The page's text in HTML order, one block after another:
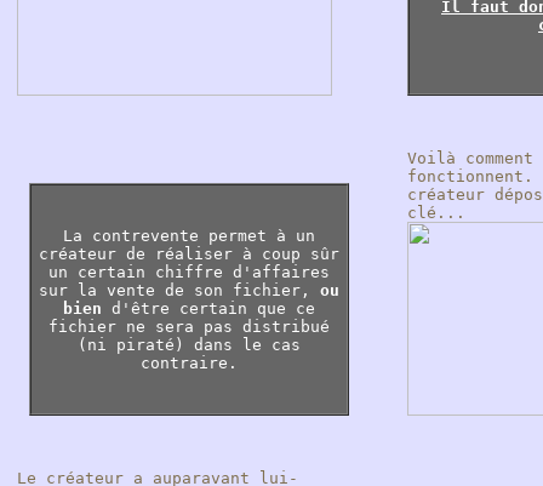
Il faut
La contrevente permet à un
créateur de réaliser à coup sûr
un certain chiffre d'affaires
sur la vente de son fichier, ou
bien d'être certain que ce
fichier ne sera pas distribué
(ni piraté) dans le cas
contraire.
Voilà
fonctionnent.
créateur
clé...
Le créateur a auparavant lui-